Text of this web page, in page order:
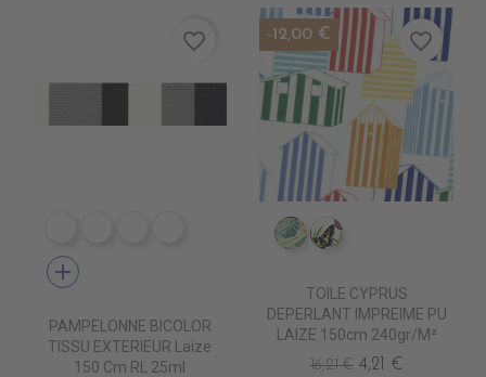
DE1012 MARBRE STONE
DE1006 MARBRE COLAS
add
PAMPELONNE BICOLOR
TISSU EXTERIEUR Laize
150 Cm RL 25ml
favorite_border
IM0805 FAUVE
TOILE CYPRUS
DEPERLANT IMPREIME PU
LAIZE 150cm 240gr/m²
16,21 € 4,21 €
-12,00 € favorite_border